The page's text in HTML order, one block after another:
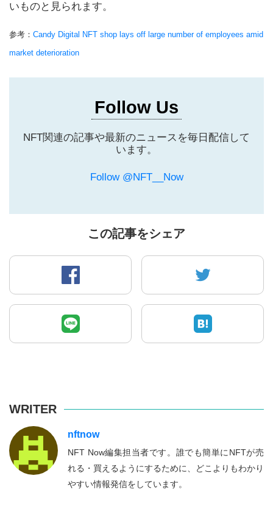
いものと見られます。
参考： Candy Digital NFT shop lays off large number of employees amid
market deterioration
Follow Us
NFT関連の記事や最新のニュースを毎日配信して
います。
Follow @NFT__Now
この記事をシェア
WRITER
nftnow
NFT Now編集担当者です。誰でも簡単にNFTが売
れる・買えるようにするために、どこよりもわかり
やすい情報発信をしています。